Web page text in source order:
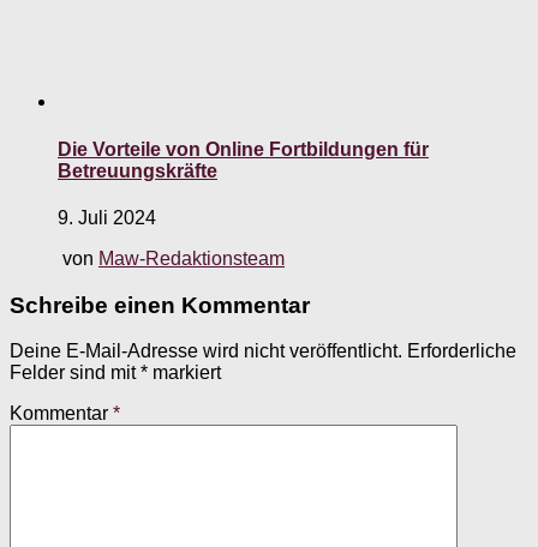
Die Vorteile von Online Fortbildungen für
Betreuungskräfte
9. Juli 2024
von Maw-Redaktionsteam
Schreibe einen Kommentar
Deine E-Mail-Adresse wird nicht veröffentlicht. Erforderliche
Felder sind mit* markiert
Kommentar *